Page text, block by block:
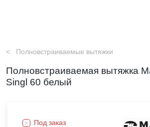
Полновстраиваемые вытяжки
Полновстраиваемая вытяжка
Singl 60 белый
Под заказ